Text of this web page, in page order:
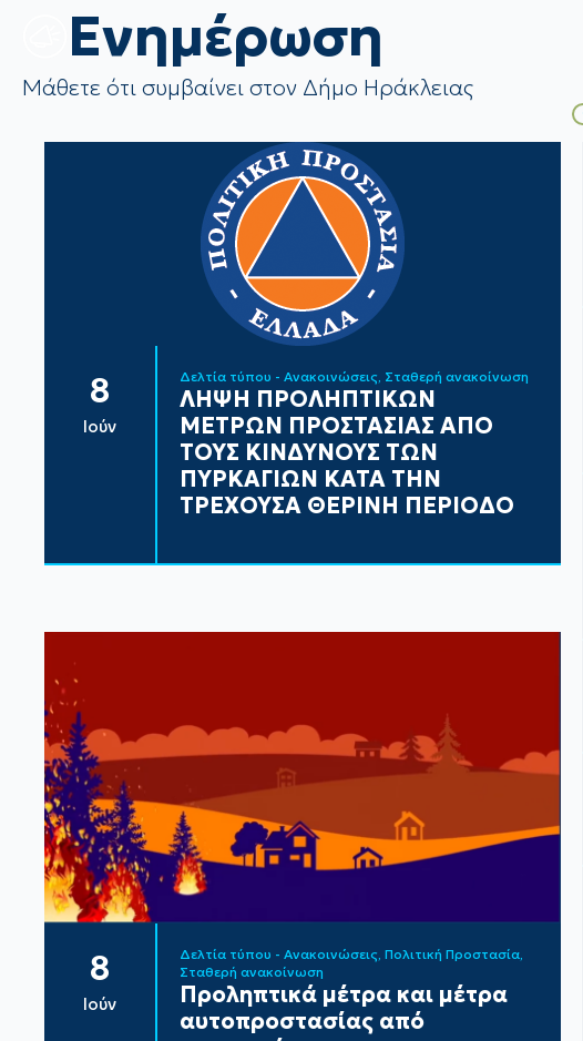
Eνημέρωση
Μάθετε ότι συμβαίνει στον Δήμο Ηράκλειας
8
Ιούν
Δελτία τύπου - Ανακοινώσεις Σταθερή ανακοίνωση
ΛΗΨΗ ΠΡΟΛΗΠΤΙΚΩΝ
ΜΕΤΡΩΝ ΠΡΟΣΤΑΣΙΑΣ ΑΠΟ
ΤΟΥΣ ΚΙΝΔΥΝΟΥΣ ΤΩΝ
ΠΥΡΚΑΓΙΩΝ ΚΑΤΑ ΤΗΝ
ΤΡΕΧΟΥΣΑ ΘΕΡΙΝΗ ΠΕΡΙΟΔΟ
8
Ιούν
Δελτία τύπου - Ανακοινώσεις Πολιτική Προστασία
Σταθερή ανακοίνωση
Προληπτικά μέτρα και μέτρα
αυτοπροστασίας από